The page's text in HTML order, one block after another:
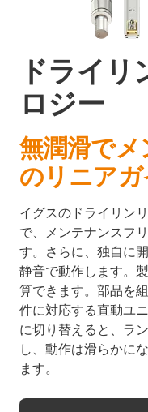
ドライ
ロジー
無潤滑で
のリニアガ
イグスのドライリン
で、メンテナンスフ
す。さらに、独自に
静音で動作します。
算できます。部品を
件に対応する直動ユ
に切り替えると、ラ
し、動作は滑らかに
ます。